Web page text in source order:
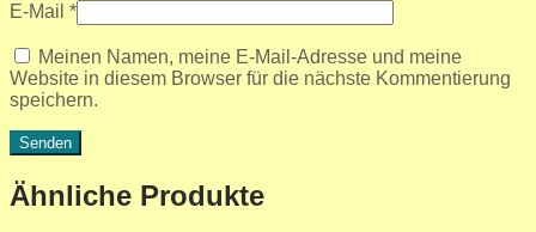
E-Mail *
Meinen Namen, meine E-Mail-Adresse und meine
Website in diesem Browser für die nächste Kommentierung
speichern.
Ähnliche Produkte